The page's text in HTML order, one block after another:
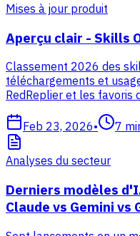
Mises à jour produit
Aperçu clair - Skills
Classement 2026 des
téléchargements et
RedReplier et les favoris
Feb 23, 2026• 7
Analyses du secteur
Derniers modèles
Claude vs Gemini vs